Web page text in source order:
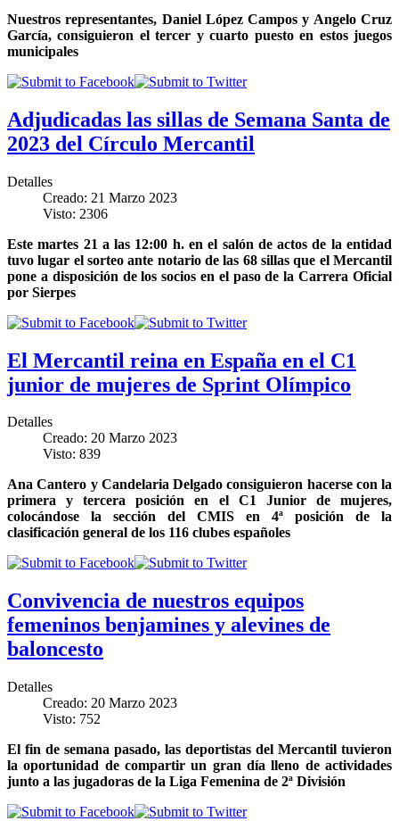
Nuestros representantes, Daniel López Campos y Angelo Cruz
García, consiguieron el tercer y cuarto puesto en estos juegos
municipales
Adjudicadas las sillas de Semana Santa de
2023 del Círculo Mercantil
Detalles
Creado: 21 Marzo 2023
Visto: 2306
Este martes 21 a las 12:00 h. en el salón de actos de la entidad
tuvo lugar el sorteo ante notario de las 68 sillas que el Mercantil
pone a disposición de los socios en el paso de la Carrera Oficial
por Sierpes
El Mercantil reina en España en el C1
junior de mujeres de Sprint Olímpico
Detalles
Creado: 20 Marzo 2023
Visto: 839
Ana Cantero y Candelaria Delgado consiguieron hacerse con la
primera y tercera posición en el C1 Junior de mujeres,
colocándose la sección del CMIS en 4ª posición de la
clasificación general de los 116 clubes españoles
Convivencia de nuestros equipos
femeninos benjamines y alevines de
baloncesto
Detalles
Creado: 20 Marzo 2023
Visto: 752
El fin de semana pasado, las deportistas del Mercantil tuvieron
la oportunidad de compartir un gran día lleno de actividades
junto a las jugadoras de la Liga Femenina de 2ª División